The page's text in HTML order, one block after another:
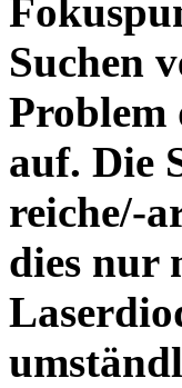
Suchen
Problem
auf. Die
reiche/-
dies nur